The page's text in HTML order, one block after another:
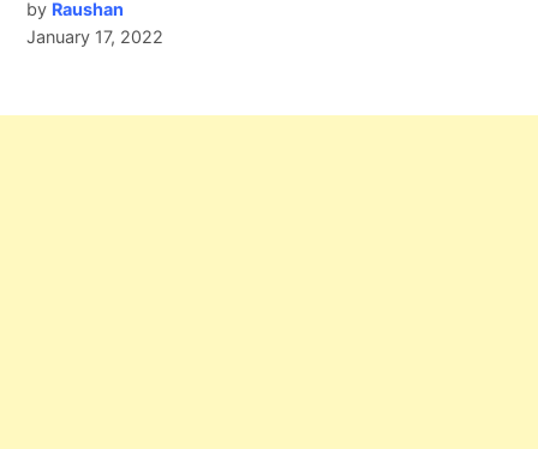
by Raushan
January 17, 2022